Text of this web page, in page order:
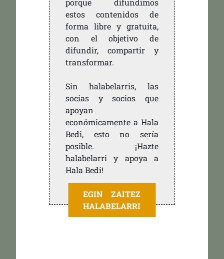
porque difundimos
estos contenidos de
forma libre y gratuita,
con el objetivo de
difundir, compartir y
transformar.
Sin halabelarris, las
socias y socios que
apoyan
económicamente a Hala
Bedi, esto no sería
posible. ¡Hazte
halabelarri y apoya a
Hala Bedi!
EGIN ZAITEZ
HALABELARRI